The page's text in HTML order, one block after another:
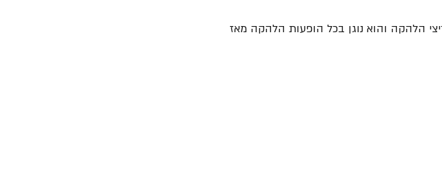
הלהקה והוא נוגן בכל הופעות הלהקה מאז